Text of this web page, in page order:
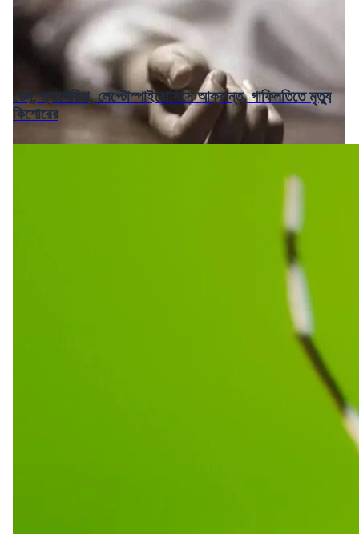
ডেঙ্গু, ম্যালেরিয়া, লেপ্টোস্পাইরোসিসে আক্রান্ত, গাফিলতিতে মৃত্যু
কিশোরের